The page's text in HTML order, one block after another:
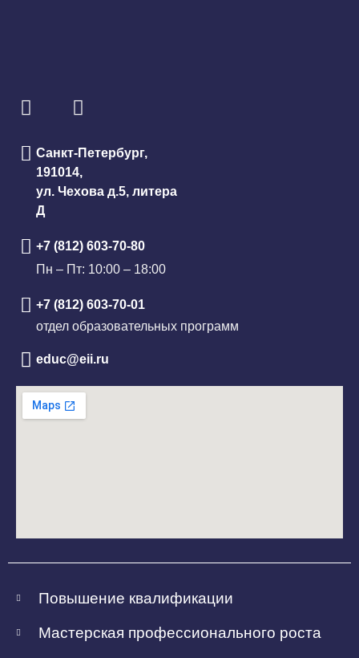
Санкт-Петербург,
191014,
ул. Чехова д.5, литера
Д
+7 (812) 603-70-80
Пн – Пт: 10:00 – 18:00
+7 (812) 603-70-01
отдел образовательных программ
educ@eii.ru
Повышение квалификации
Мастерская профессионального роста